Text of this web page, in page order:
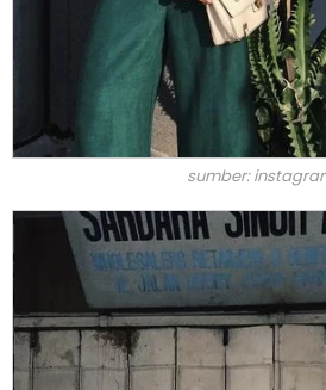
sumber: